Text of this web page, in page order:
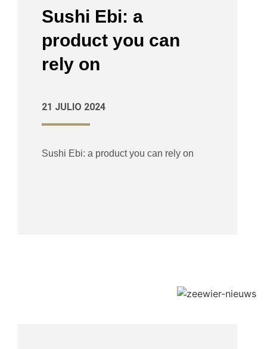
Sushi Ebi: a
product you can
rely on
21 JULIO 2024
Sushi Ebi: a product you can rely on